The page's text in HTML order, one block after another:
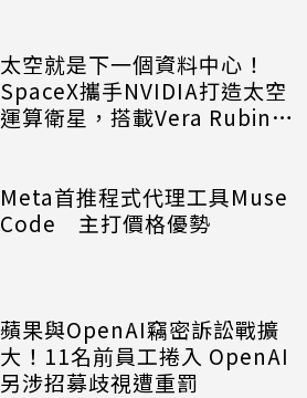
太空就是下一個資料中心！
SpaceX攜手NVIDIA打造太空
運算衛星，搭載Vera Rubin運
Meta首推程式代理工具Muse
Code 主打價格優勢
蘋果與OpenAI竊密訴訟戰擴
大！11名前員工捲入 OpenAI
另涉招募歧視遭重罰